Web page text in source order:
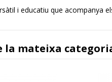
i educatiu que acompanya
la mateixa